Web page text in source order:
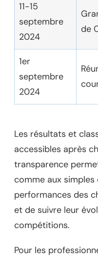
11-15
septembre
2024
de
1er
septembre
2024
Les résultats et
accessibles après
transparence
comme aux
performances des
et de suivre leur
compétitions.
Pour les